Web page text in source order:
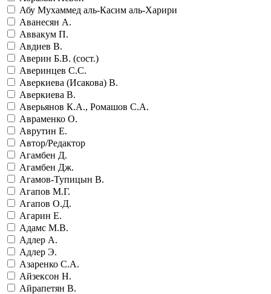
Абу Мухаммед аль-Касим аль-Харири
Аванесян А.
Аввакум П.
Авдиев В.
Аверин Б.В. (сост.)
Аверинцев С.С.
Аверкиева (Исакова) В.
Аверкиева В.
Аверьянов К.А., Ромашов С.А.
Авраменко О.
Аврутин Е.
Автор/Редактор
Агамбен Д.
Агамбен Дж.
Агамов-Тупицын В.
Агапов М.Г.
Агапов О.Д.
Агарин Е.
Адамс М.В.
Адлер А.
Адлер Э.
Азаренко С.А.
Айзексон Н.
Айрапетян В.